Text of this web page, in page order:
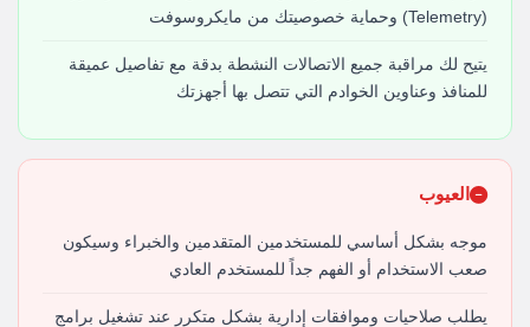
(Telemetry) وحماية خصوصيتك من مايكروسوفت
يتيح لك مراقبة جميع الاتصالات النشطة بدقة مع تفاصيل عميقة
للمنافذ وعناوين الخوادم التي تتصل بها أجهزتك
العيوب
موجه بشكل أساسي للمستخدمين المتقدمين والخبراء وسيكون
صعب الاستخدام أو الفهم جداً للمستخدم العادي
يطلب صلاحيات وموافقات إدارية بشكل متكرر عند تشغيل برامج